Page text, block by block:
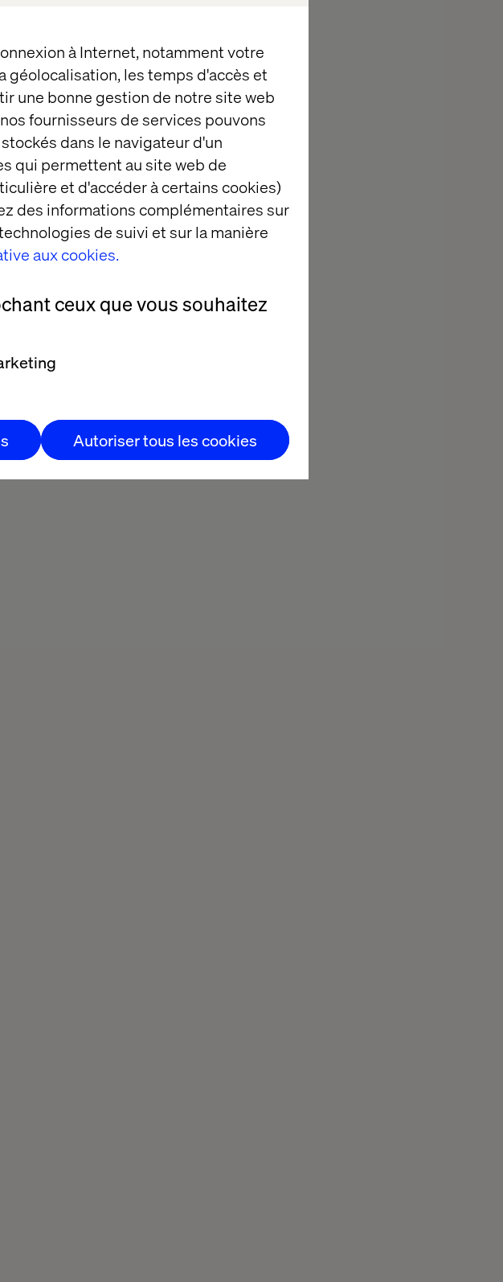
à Internet, notamment votre
géolocalisation, les temps d'accès et
une bonne gestion de notre site web
fournisseurs de services pouvons
dans le navigateur d'un
qui permettent au site web de
et d'accéder à certains cookies)
des informations complémentaires sur
de suivi et sur la manière
aux cookies.
ceux que vous souhaitez
Autoriser tous les cookies